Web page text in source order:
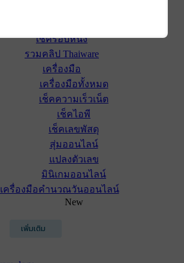
เช็ครอบหนัง
รวมคลิป Thaiware
เครื่องมือ
เครื่องมือทั้งหมด
เช็คความเร็วเน็ต
เช็คไอพี
เช็คเลขพัสดุ
สุ่มออนไลน์
แปลงตัวเลข
มินิเกมออนไลน์
เครื่องมือคำนวณวันออนไลน์
New
เพิ่มเติม